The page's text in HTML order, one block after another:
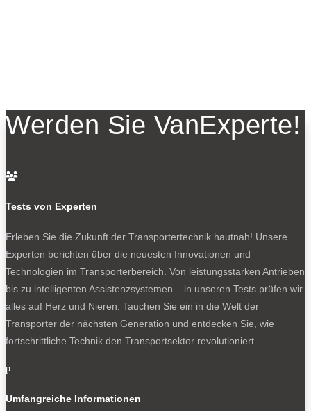
Werden Sie VanExperte!

Tests von Experten
Erleben Sie die Zukunft der Transportertechnik hautnah! Unsere
Experten berichten über die neuesten Innovationen und
Technologien im Transporterbereich. Von leistungsstarken Antrieben
bis zu intelligenten Assistenzsystemen – in unseren Tests prüfen wir
alles auf Herz und Nieren. Tauchen Sie ein in die Welt der
Transporter der nächsten Generation und entdecken Sie, wie
fortschrittliche Technik den Transportsektor revolutioniert.
p
Umfangreiche Informationen